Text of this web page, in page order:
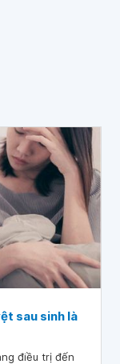
sau sinh là
điều trị đến